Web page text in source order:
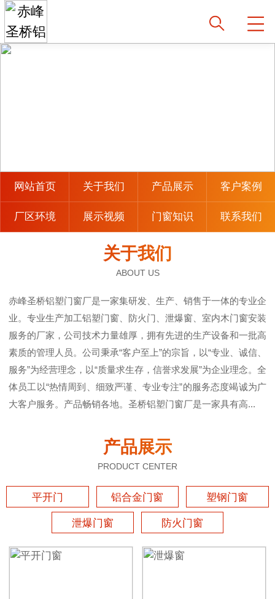
网站首页 关于我们 产品展示 客户案例
厂区环境 展示视频 门窗知识 联系我们
关于我们
ABOUT US
赤峰圣桥铝塑门窗厂是一家集研发、生产、销售于一体的专业企
业。专业生产加工铝塑门窗、防火门、泄爆窗、室内木门窗安装
服务的厂家，公司技术力量雄厚，拥有先进的生产设备和一批高
素质的管理人员。公司秉承“客户至上”的宗旨，以“专业、诚信、
服务”为经营理念，以“质量求生存，信誉求发展”为企业理念。全
体员工以“热情周到、细致严谨、专业专注”的服务态度竭诚为广
大客户服务。产品畅销各地。圣桥铝塑门窗厂是一家具有高...
产品展示
PRODUCT CENTER
平开门 铝合金门窗 塑钢门窗
泄爆门窗 防火门窗